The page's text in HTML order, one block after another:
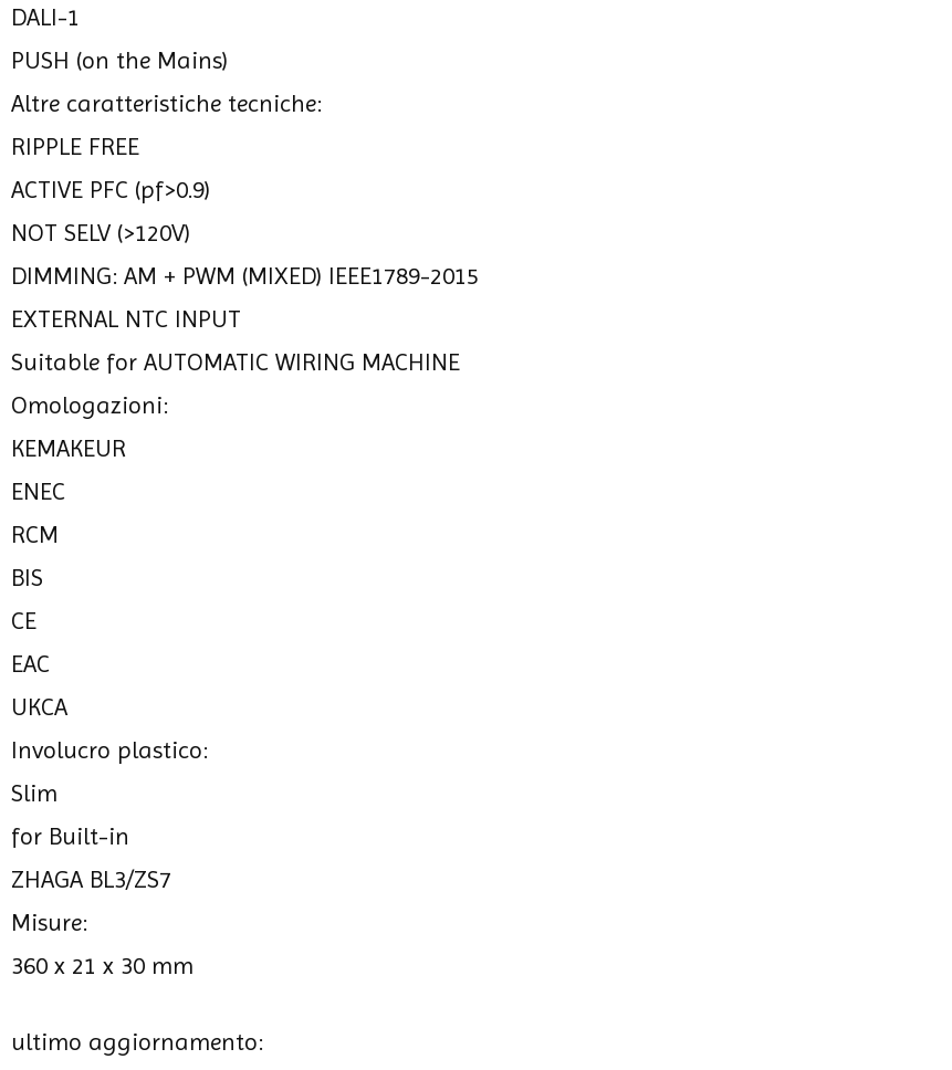
DALI-1
PUSH (on the Mains)
Altre caratteristiche tecniche:
RIPPLE FREE
ACTIVE PFC (pf>0.9)
NOT SELV (>120V)
DIMMING: AM + PWM (MIXED) IEEE1789-2015
EXTERNAL NTC INPUT
Suitable for AUTOMATIC WIRING MACHINE
Omologazioni:
KEMAKEUR
ENEC
RCM
BIS
CE
EAC
UKCA
Involucro plastico:
Slim
for Built-in
ZHAGA BL3/ZS7
Misure:
360 x 21 x 30 mm
ultimo aggiornamento: